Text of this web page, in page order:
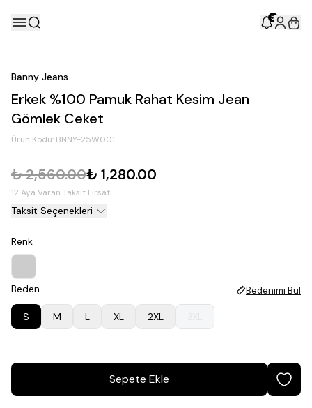
5
Banny Jeans
Erkek %100 Pamuk Rahat Kesim Jean
Gömlek Ceket
Ürün Kodu: BNNY-25W001
₺ 2,560.00₺ 1,280.00
12 Aya Varan Taksit Fırsatı
Taksit Seçenekleri
Renk
Beden Bedenimi Bul
S M L XL 2XL
Sepete Ekle